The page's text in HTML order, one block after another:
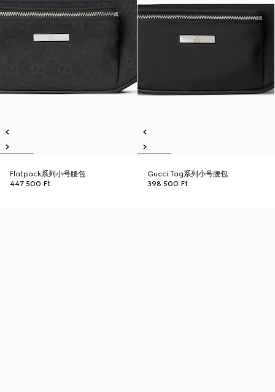
Flatpack系列小号腰包
447 500 Ft
Gucci Tag系列小号腰包
398 500 Ft